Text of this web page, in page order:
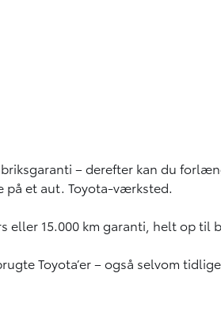
– derefter kan du
på et aut. Toyota-værksted.
eller 15.000 km garanti, helt op til
Toyota’er – også selvom